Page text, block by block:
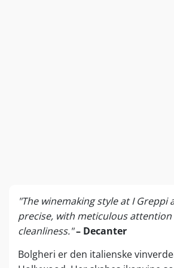
"The winemaking style at I Greppi
precise, with meticulous
cleanliness."– Decanter
Bolgheri er den italienske